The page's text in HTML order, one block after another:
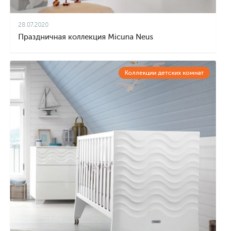
28.07.2020
Праздничная коллекция Micuna Neus
Коллекции детских комнат